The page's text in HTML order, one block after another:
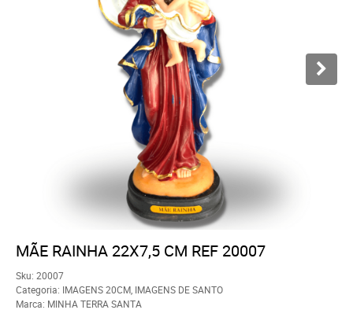
MÃE RAINHA 22X7,5 CM REF 20007
Sku: 20007
Categoria: IMAGENS 20CM IMAGENS DE SANTO
Marca: MINHA TERRA SANTA